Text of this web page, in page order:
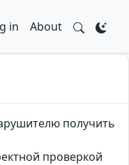
in About
получить
проверкой